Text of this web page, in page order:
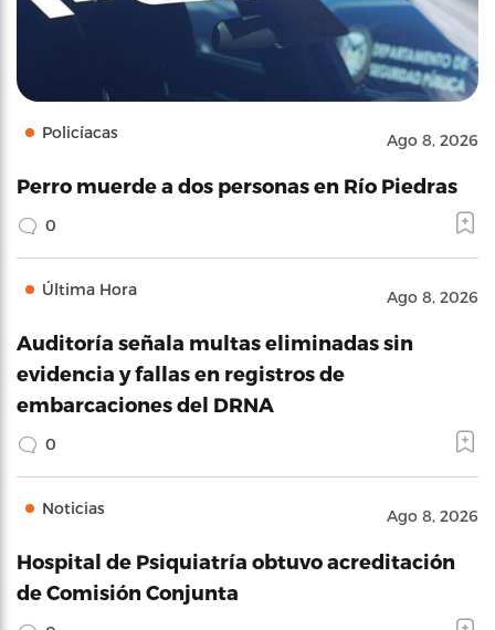
Policíacas Ago 8, 2026
Perro muerde a dos personas en Río Piedras
0
Última Hora Ago 8, 2026
Auditoría señala multas eliminadas sin
evidencia y fallas en registros de
embarcaciones del DRNA
0
Noticias Ago 8, 2026
Hospital de Psiquiatría obtuvo acreditación
de Comisión Conjunta